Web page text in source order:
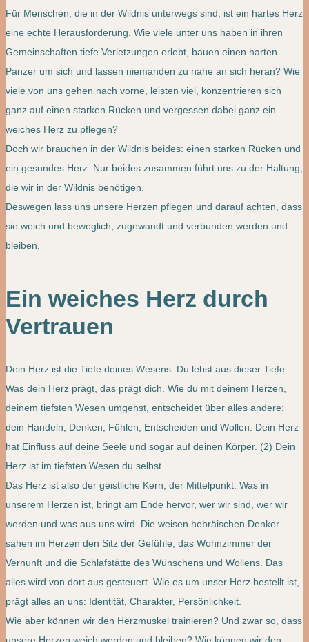
Für Menschen, die in der Wildnis unterwegs sind, ist ein hartes Herz
eine echte Herausforderung. Wie viele unter uns haben in ihren
Gemeinschaften tiefe Verletzungen erlebt, bauen einen harten
Panzer um sich und lassen niemanden zu nahe an sich heran? Wie
viele von uns gehen nach vorne, leisten viel, konzentrieren sich
ganz auf einen starken Rücken und vergessen dabei ganz ein
weiches Herz zu pflegen?
Doch wir brauchen in der Wildnis beides: einen starken Rücken und
ein gesundes Herz. Nur beides zusammen führt uns zu der Haltung,
die wir in der Wildnis benötigen.
Deswegen lass uns unsere Herzen pflegen und darauf achten, dass
sie weich und beweglich, zugewandt und verbunden werden und
bleiben.
Ein weiches Herz durch
Vertrauen
Dein Herz ist die Tiefe deines Wesens. Du lebst aus dieser Tiefe.
Was dein Herz prägt, das prägt dich. Wie du mit deinem Herzen,
deinem tiefsten Wesen umgehst, entscheidet über alles andere:
dein Handeln, Denken, Fühlen, Entscheiden und Wollen. Dein Herz
hat Einfluss auf deine Seele und sogar auf deinen Körper. (2) Dein
Herz ist im tiefsten Wesen du selbst.
Das Herz ist also der geistliche Kern, der Mittelpunkt. Was in
unserem Herzen ist, bringt am Ende hervor, wer wir sind, wer wir
werden und was aus uns wird. Die weisen hebräischen Denker
sahen im Herzen den Sitz der Gefühle, das Wohnzimmer der
Vernunft und die Schlafstätte des Wünschens und Wollens. Das
alles wird von dort aus gesteuert. Wie es um unser Herz bestellt ist,
prägt alles an uns: Identität, Charakter, Persönlichkeit.
Wie aber können wir den Herzmuskel trainieren? Und zwar so, dass